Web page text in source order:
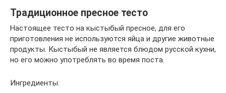
Традиционное пресное тесто
Настоящее тесто на кыстыбый пресное, для его
приготовления не используются яйца и другие животные
продукты. Кыстыбый не является блюдом русской кухни,
но его можно употреблять во время поста.
Ингредиенты: